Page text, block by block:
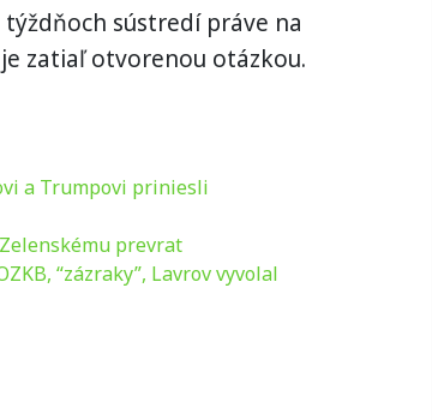
sústredí práve na
zatiaľ otvorenou otázkou.
a Trumpovi priniesli
prevrat
“zázraky”, Lavrov vyvolal